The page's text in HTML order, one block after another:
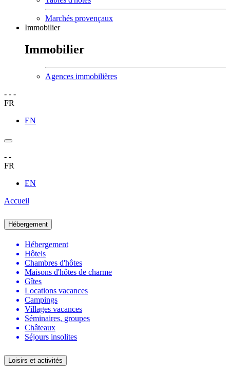
Marchés provençaux
Immobilier
Immobilier
Agences immobilières
- - -
FR
EN
- -
FR
EN
Accueil
Hébergement
Hébergement
Hôtels
Chambres d'hôtes
Maisons d'hôtes de charme
Gîtes
Locations vacances
Campings
Villages vacances
Séminaires, groupes
Châteaux
Séjours insolites
Loisirs et activités